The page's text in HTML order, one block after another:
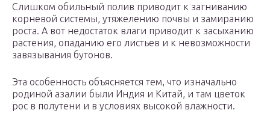
Слишком обильный полив приводит к загниванию
корневой системы, утяжелению почвы и замиранию
роста. А вот недостаток влаги приводит к засыханию
растения, опаданию его листьев и к невозможности
завязывания бутонов.
Эта особенность объясняется тем, что изначально
родиной азалии были Индия и Китай, и там цветок
рос в полутени и в условиях высокой влажности.